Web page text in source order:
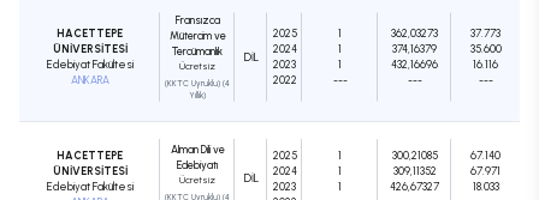
HACETTEPE
ÜNİVERSİTESİ
Edebiyat Fakültesi
ANKARA
Fransızca
Mütercim ve
Tercümanlık
Ücretsiz
(KKTC Uyruklu) (4
Yıllık)
DIL
2025
2024
2023
2022
1
1
1
---
362,03273
374,16379
432,16696
---
37.773
35.600
16.116
---
HACETTEPE
ÜNİVERSİTESİ
Edebiyat Fakültesi
Alman Dili ve
Edebiyatı
Ücretsiz
(KKTC Uyruklu) (4
DIL
2025
2024
2023
1
1
1
300,21085
309,11352
426,67327
67.140
67.971
18.033